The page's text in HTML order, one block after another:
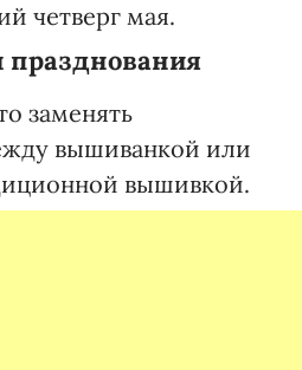
четверг мая.
заменять
вышиванкой или
вышивкой.